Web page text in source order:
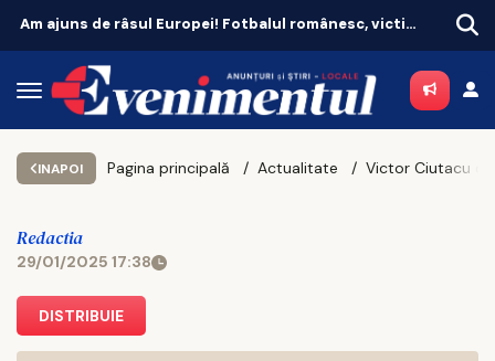
Am ajuns de râsul Europei! Fotbalul românesc, victima propriei aroganțe
INAPOI Pagina principală Actualitate
Redactia
29/01/2025 17:38
DISTRIBUIE